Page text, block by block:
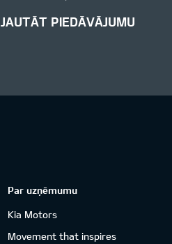
JAUTĀT PIEDĀVĀJUMU
Par uzņēmumu
Kia Motors
Movement that inspires